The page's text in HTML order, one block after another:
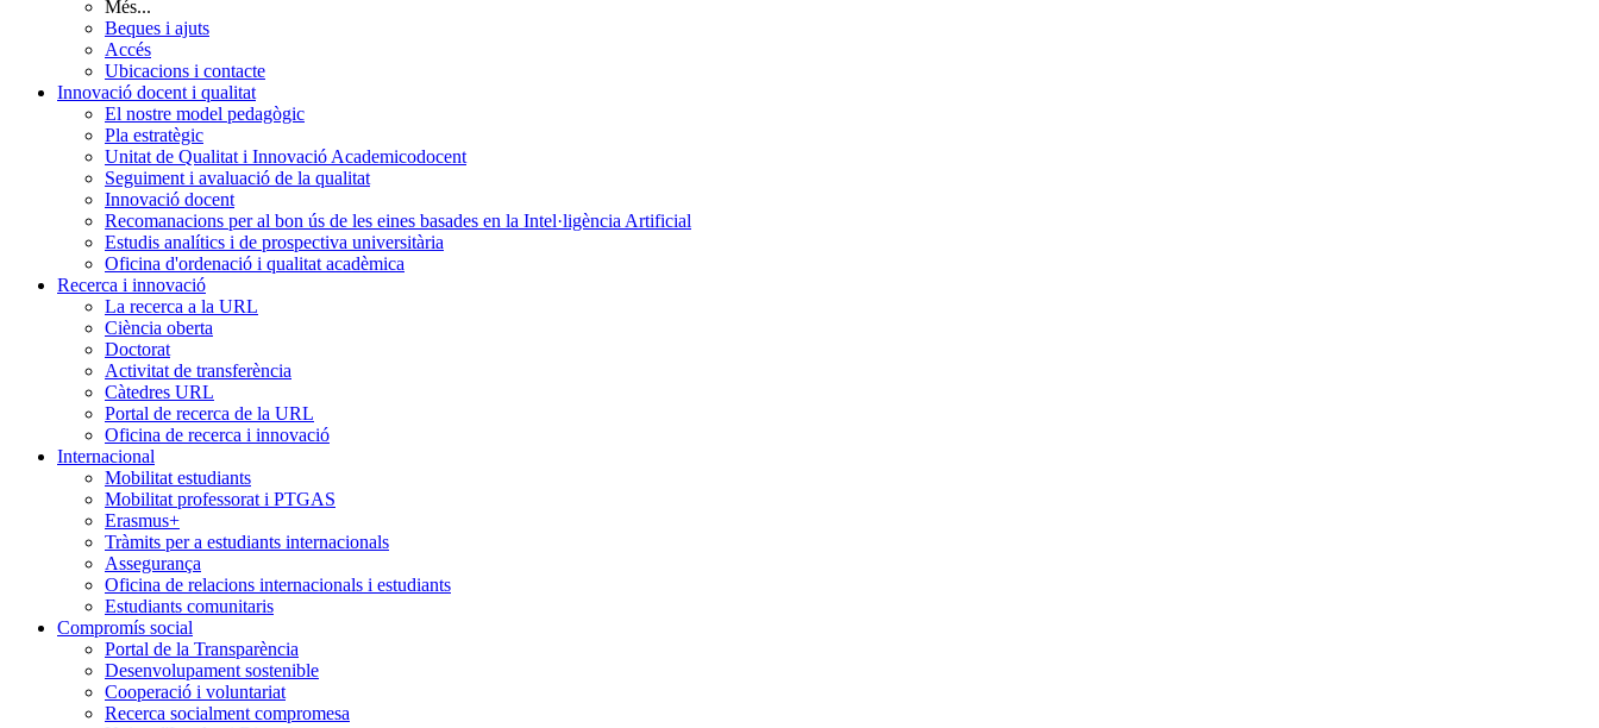
Més...
Beques i ajuts
Accés
Ubicacions i contacte
Innovació docent i qualitat
El nostre model pedagògic
Pla estratègic
Unitat de Qualitat i Innovació Academicodocent
Seguiment i avaluació de la qualitat
Innovació docent
Recomanacions per al bon ús de les eines basades en la Intel·ligència Artificial
Estudis analítics i de prospectiva universitària
Oficina d'ordenació i qualitat acadèmica
Recerca i innovació
La recerca a la URL
Ciència oberta
Doctorat
Activitat de transferència
Càtedres URL
Portal de recerca de la URL
Oficina de recerca i innovació
Internacional
Mobilitat estudiants
Mobilitat professorat i PTGAS
Erasmus+
Tràmits per a estudiants internacionals
Assegurança
Oficina de relacions internacionals i estudiants
Estudiants comunitaris
Compromís social
Portal de la Transparència
Desenvolupament sostenible
Cooperació i voluntariat
Recerca socialment compromesa